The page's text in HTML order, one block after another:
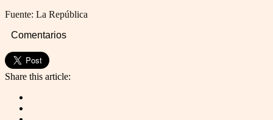
Fuente: La República
Comentarios
Share this article: